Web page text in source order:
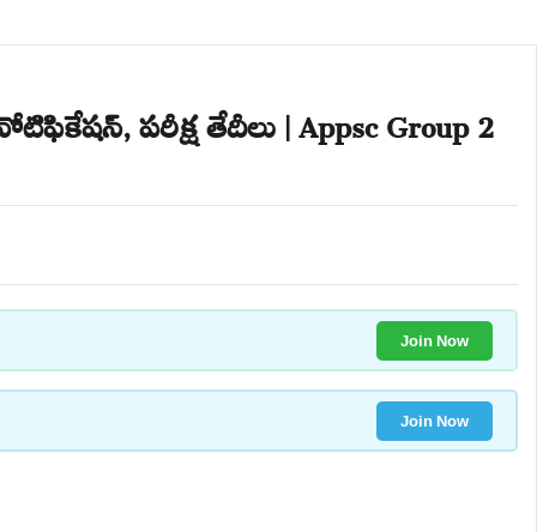
పరీక్ష తేదీలు | Appsc Group 2
Join Now
Join Now